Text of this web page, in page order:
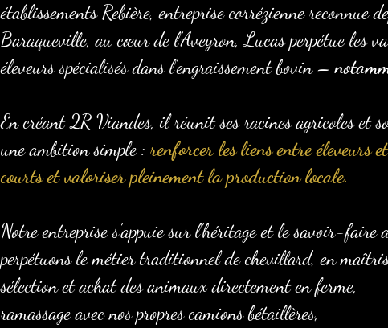
établissements Rebière, entreprise corrézienne
Baraqueville, au cœur de l’Aveyron, Lucas perpétue les
éleveurs spécialisés dans l’engraissement bovin –
En créant 2R Viandes, il réunit ses racines agricoles et
une ambition simple : renforcer les liens entre éleveurs
courts et valoriser pleinement la production locale.
Notre entreprise s’appuie sur l’héritage et le savoir-
perpétuons le métier traditionnel de chevillard, en
sélection et achat des animaux directement en ferme,
ramassage avec nos propres camions bétaillères,